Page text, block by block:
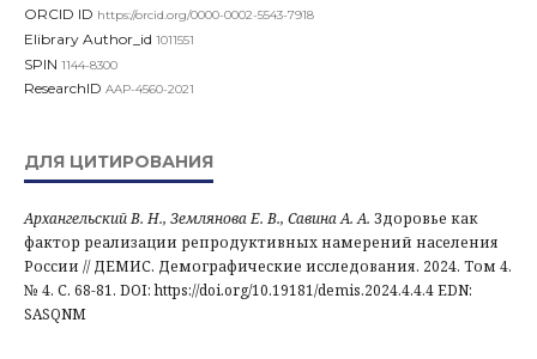
ORCID ID https://orcid.org/0000-0002-5543-7918
Elibrary Author_id 1011551
SPIN 1144-8300
ResearchID AAP-4560-2021
ДЛЯ ЦИТИРОВАНИЯ
Архангельский В. Н., Землянова Е. В., Савина А. А. Здоровье как
фактор реализации репродуктивных намерений населения
России // ДЕМИС. Демографические исследования. 2024. Том 4.
№ 4. С. 68-81. DOI: https://doi.org/10.19181/demis.2024.4.4.4 EDN:
SASQNM